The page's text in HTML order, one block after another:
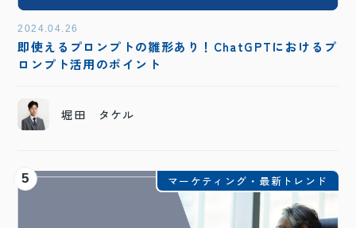
2024.04.26
即使えるプロンプトの雛形あり！ChatGPTにおけるプ
ロンプト活用のポイント
堀田 タケル
5 マーケティング・最新トレンド